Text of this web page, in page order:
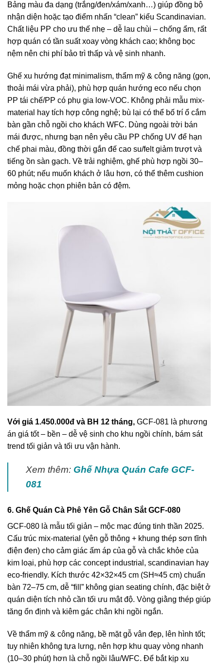
Bảng màu đa dạng (trắng/đen/xám/xanh…) giúp đồng bộ
nhận diện hoặc tạo điểm nhấn “clean” kiểu Scandinavian.
Chất liệu PP cho ưu thế nhẹ – dễ lau chùi – chống ẩm, rất
hợp quán có tần suất xoay vòng khách cao; không bọc
nệm nên chi phí bảo trì thấp và vệ sinh nhanh.
Ghế xu hướng đạt minimalism, thẩm mỹ & công năng (gọn,
thoải mái vừa phải), phù hợp quán hướng eco nếu chọn
PP tái chế/PP có phụ gia low-VOC. Không phải mẫu mix-
material hay tích hợp công nghệ; bù lại có thể bố trí ổ cắm
bàn gần chỗ ngồi cho khách WFC. Dùng ngoài trời bán
mái được, nhưng bạn nên yêu cầu PP chống UV để hạn
chế phai màu, đồng thời gắn đế cao su/felt giảm trượt và
tiếng ồn sàn gạch. Về trải nghiệm, ghế phù hợp ngồi 30–
60 phút; nếu muốn khách ở lâu hơn, có thể thêm cushion
mỏng hoặc chọn phiên bản có đệm.
Với giá 1.450.000đ và BH 12 tháng, GCF-081 là phương
án giá tốt – bền – dễ vệ sinh cho khu ngồi chính, bám sát
trend tối giản và tối ưu vận hành.
Xem thêm: Ghế Nhựa Quán Cafe GCF-
081
6. Ghế Quán Cà Phê Yên Gỗ Chân Sắt GCF-080
GCF-080 là mẫu tối giản – mộc mạc đúng tinh thần 2025.
Cấu trúc mix-material (yên gỗ thông + khung thép sơn tĩnh
điện đen) cho cảm giác ấm áp của gỗ và chắc khỏe của
kim loại, phù hợp các concept industrial, scandinavian hay
eco-friendly. Kích thước 42×32×45 cm (SH≈45 cm) chuẩn
bàn 72–75 cm, dễ “fill” không gian seating chính, đặc biệt ở
quán diện tích nhỏ cần tối ưu mật độ. Vòng giằng thép giúp
tăng ổn định và kiêm gác chân khi ngồi ngắn.
Về thẩm mỹ & công năng, bề mặt gỗ vân đẹp, lên hình tốt;
tuy nhiên không tựa lưng, nên hợp khu quay vòng nhanh
(10–30 phút) hơn là chỗ ngồi lâu/WFC. Để bắt kịp xu